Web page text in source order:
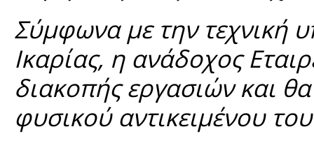
Σύμφωνα με την τεχνική
Ικαρίας, η ανάδοχος
διακοπής εργασιών και
φυσικού αντικειμένου